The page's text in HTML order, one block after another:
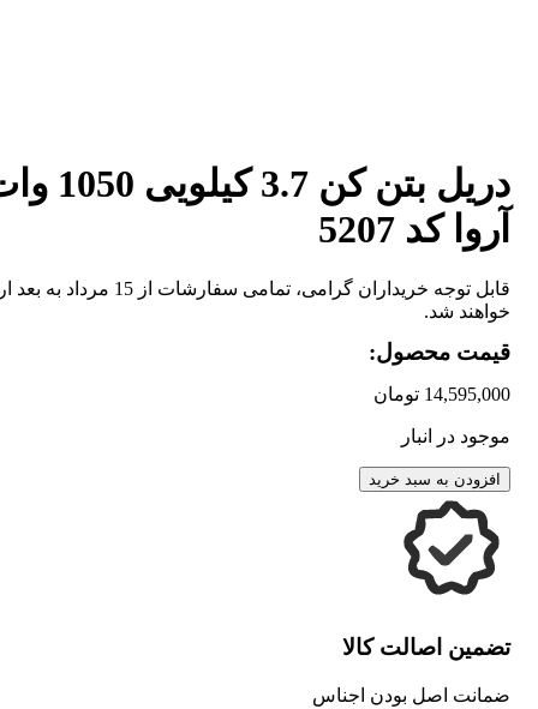
دریل بتن کن 3.7
آروا کد 5207
قابل توجه خریداران گرامی، تمامی سفارشات از 15
خواهند شد.
قیمت محصول:
14,595,000 تومان
موجود در انبار
افزودن به سبد خرید
تضمین اصالت کالا
ضمانت اصل بودن اجناس